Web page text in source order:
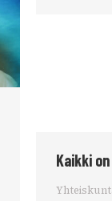
Kaikki